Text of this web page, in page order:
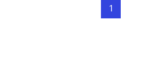
1